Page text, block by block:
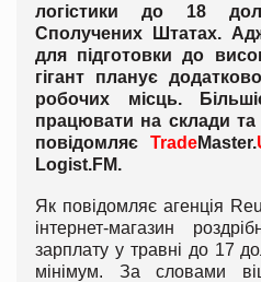
логістики до 18
Сполучених Штатах.
для підготовки до
гігант планує
робочих місць.
працювати на склади
повідомляє TradeMaster.
Logist.FM.
Як повідомляє агенція
інтернет-магазин
зарплату у травні до 17
мінімум. За словами